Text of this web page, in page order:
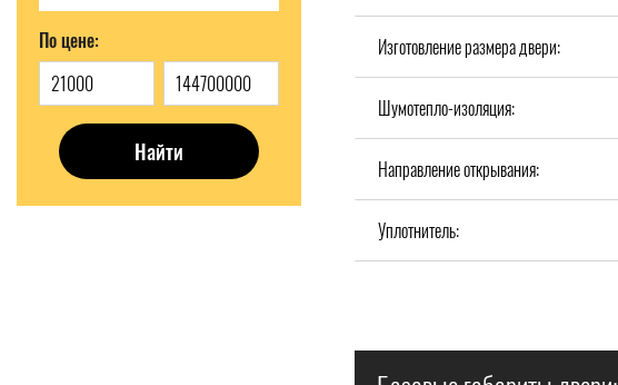
По цене:
Найти
Изготовление размера двери:
Шумотепло-изоляция:
Направление открывания:
Уплотнитель: